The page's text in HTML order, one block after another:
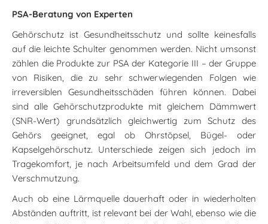
PSA-Beratung von Experten
Gehörschutz ist Gesundheitsschutz und sollte keinesfalls
auf die leichte Schulter genommen werden. Nicht umsonst
zählen die Produkte zur PSA der Kategorie III – der Gruppe
von Risiken, die zu sehr schwerwiegenden Folgen wie
irreversiblen Gesundheitsschäden führen können. Dabei
sind alle Gehörschutzprodukte mit gleichem Dämmwert
(SNR-Wert) grundsätzlich gleichwertig zum Schutz des
Gehörs geeignet, egal ob Ohrstöpsel, Bügel- oder
Kapselgehörschutz. Unterschiede zeigen sich jedoch im
Tragekomfort, je nach Arbeitsumfeld und dem Grad der
Verschmutzung.
Auch ob eine Lärmquelle dauerhaft oder in wiederholten
Abständen auftritt, ist relevant bei der Wahl, ebenso wie die